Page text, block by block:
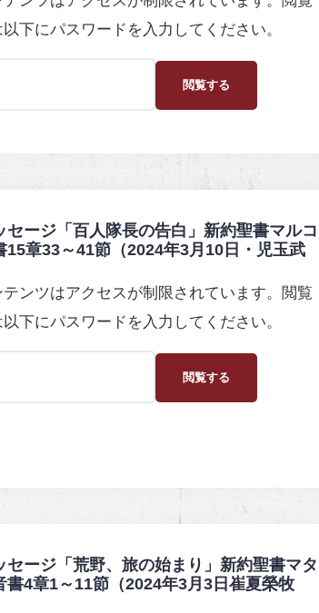
下にパスワードを入力してください。
セージ「百人隊長の告白」新約聖書マルコ
15章33～41節（2024年3月10日・児玉武
テンツはアクセスが制限されています。閲覧
下にパスワードを入力してください。
セージ「荒野、旅の始まり」新約聖書マタ
書4章1～11節（2024年3月3日崔夏榮牧